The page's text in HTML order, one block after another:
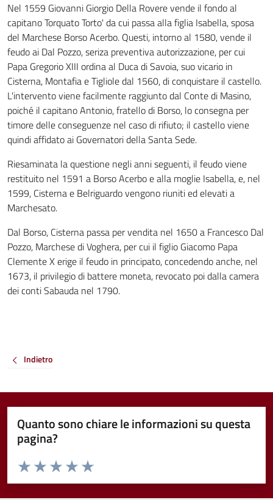
Nel 1559 Giovanni Giorgio Della Rovere vende il fondo al
capitano Torquato Torto' da cui passa alla figlia Isabella, sposa
del Marchese Borso Acerbo. Questi, intorno al 1580, vende il
feudo ai Dal Pozzo, seriza preventiva autorizzazione, per cui
Papa Gregorio XIII ordina al Duca di Savoia, suo vicario in
Cisterna, Montafia e Tigliole dal 1560, di conquistare il castello.
L'intervento viene facilmente raggiunto dal Conte di Masino,
poiché il capitano Antonio, fratello di Borso, lo consegna per
timore delle conseguenze nel caso di rifiuto; il castello viene
quindi affidato ai Governatori della Santa Sede.
Riesaminata la questione negli anni seguenti, il feudo viene
restituito nel 1591 a Borso Acerbo e alla moglie Isabella, e, nel
1599, Cisterna e Belriguardo vengono riuniti ed elevati a
Marchesato.
Dal Borso, Cisterna passa per vendita nel 1650 a Francesco Dal
Pozzo, Marchese di Voghera, per cui il figlio Giacomo Papa
Clemente X erige il feudo in principato, concedendo anche, nel
1673, il privilegio di battere moneta, revocato poi dalla camera
dei conti Sabauda nel 1790.
Indietro
Quanto sono chiare le informazioni su questa
pagina?
Valuta da 1 a 5 stelle la pagina
Valuta 5 stelle su 5
Valuta 4 stelle su 5
Valuta 3 stelle su 5
Valuta 2 stelle su 5
Valuta 1 stelle su 5